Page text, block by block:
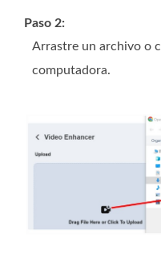
Paso 2:
Arrastre un archivo o
computadora.